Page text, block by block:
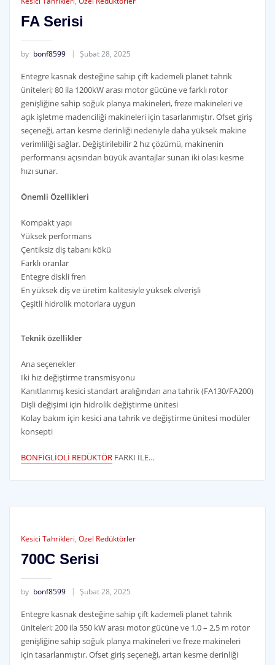
FA Serisi
by bonf8599 Şubat 28, 2025
Entegre kasnak desteğine sahip çift kademeli planet tahrik
üniteleri; 80 ila 1200kW arası motor gücüne ve farklı rotor
genişliğine sahip soğuk planya makineleri, freze makineleri ve
açık işletme madenciliği makineleri için tasarlanmıştır. Ofset giriş
seçeneği, artan kesme derinliği nedeniyle daha yüksek makine
verimliliği sağlar. Değiştirilebilir 2 hız çözümü, makinenin
performansı açısından büyük avantajlar sunan iki olası kesme
hızı sunar.
Önemli Özellikleri
Kompakt yapı
Yüksek performans
Çentiksiz diş tabanı kökü
Farklı oranlar
Entegre diskli fren
En yüksek diş ve üretim kalitesiyle yüksek elverişli
Çeşitli hidrolik motorlara uygun
Teknik özellikler
Ana seçenekler
İki hız değiştirme transmisyonu
Kanıtlanmış kesici standart aralığından ana tahrik (FA130/FA200)
Dişli değişimi için hidrolik değiştirme ünitesi
Kolay bakım için kesici ana tahrik ve değiştirme ünitesi modüler
konsepti
BONFİGLİOLİ REDÜKTÖRFARKI İLE…
Kesici Tahrikleri, Özel Redüktörler
700C Serisi
by bonf8599 Şubat 28, 2025
Entegre kasnak desteğine sahip çift kademeli planet tahrik
üniteleri; 200 ila 550 kW arası motor gücüne ve 1,0 – 2,5 m rotor
genişliğine sahip soğuk planya makineleri ve freze makineleri
için tasarlanmıştır. Ofset giriş seçeneği, artan kesme derinliği